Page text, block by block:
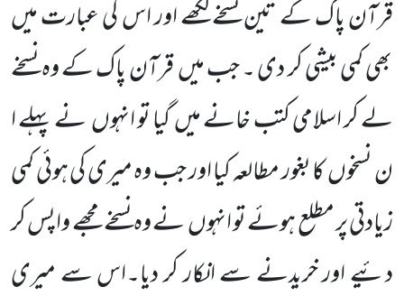
قرآن پاک کے تین نسخے لکھے اور اس کی عبارت میں
بھی کمی بیشی کر دی ۔ جب میں قرآن پاک کے وہ نسخے
لے کر اسلامی کتب خانے میں گیا تو انہوں نے پہلے ا
ن نسخوں کا بغور مطالعہ کیا اور جب وہ میری کی ہوئی کمی
زیادتی پر مطلع ہوئے تو انہوں نے وہ نسخے مجھے واپس کر
دئیے اور خریدنے سے انکار کر دیا۔اس سے میری